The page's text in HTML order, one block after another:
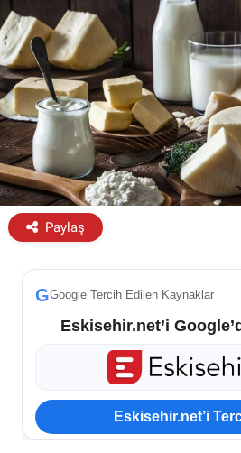
Paylaş
GGoogle Tercih Edilen Kaynaklar
Eskisehir.net’i
Eskisehir.net’i
YEMEK
ESKİŞEHİR NÖBETÇİ
Eskişehir Haber İçerikleri
Eskişehir Hava Durumu
Eskişehir Tramvay Saatleri
Eskişehir Otobüs Saatleri
Haber Arşivi